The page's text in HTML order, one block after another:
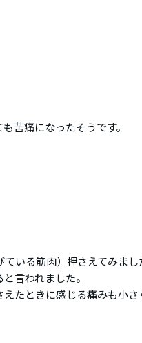
苦痛になったそうです。
いる筋肉）押さえてみまし
言われました。
たときに感じる痛みも小さ